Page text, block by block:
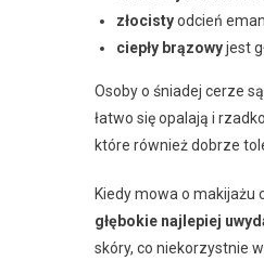
złocistyodcień
ciepły brązowyjest
Osoby o śniadej cerze
łatwo się opalają i
które również dobrze
Kiedy mowa o makijażu
głębokie najlepiej
skóry, co niekorzystnie